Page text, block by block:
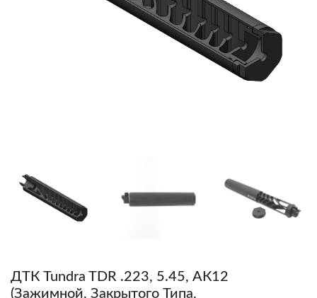
ДТК Tundra TDR .223, 5.45, АК12
(зажимной, Закрытого Типа,